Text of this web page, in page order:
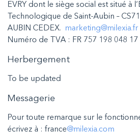
EVRY dont le siège social est situé à
Technologique de Saint-Aubin –
AUBIN CEDEX. marketing@milexia.fr
Numéro de TVA : FR 757 198 048 17
Herbergement
To be updated
Messagerie
Pour toute remarque sur le
écrivez à : france@milexia.com